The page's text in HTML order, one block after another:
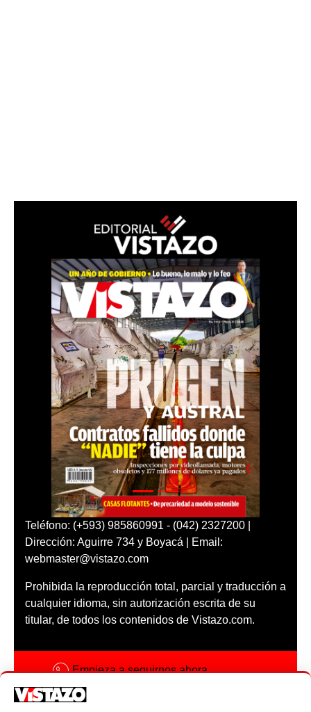
Teléfono: (+593) 985860991 - (042) 2327200 |
Dirección: Aguirre 734 y Boyacá | Email:
webmaster@vistazo.com
Prohibida la reproducción total, parcial y traducción a
cualquier idioma, sin autorización escrita de su
titular, de todos los contenidos de Vistazo.com.
Empieza a seguirnos ahora